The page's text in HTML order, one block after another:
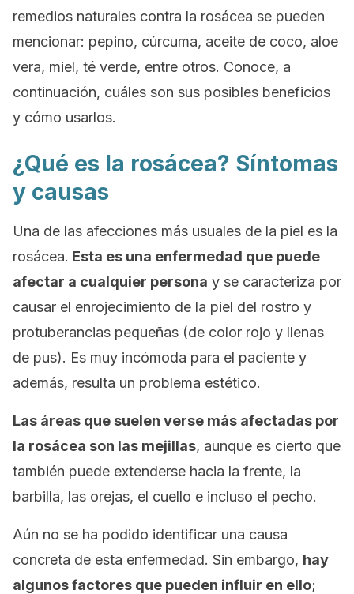
remedios naturales contra la rosácea se pueden
mencionar: pepino, cúrcuma, aceite de coco, aloe
vera, miel, té verde, entre otros. Conoce, a
continuación, cuáles son sus posibles beneficios
y cómo usarlos.
¿Qué es la rosácea? Síntomas
y causas
Una de las afecciones más usuales de la piel es la
rosácea. Esta es una enfermedad que puede
afectar a cualquier persona y se caracteriza por
causar el enrojecimiento de la piel del rostro y
protuberancias pequeñas (de color rojo y llenas
de pus). Es muy incómoda para el paciente y
además, resulta un problema estético.
Las áreas que suelen verse más afectadas por
la rosácea son las mejillas, aunque es cierto que
también puede extenderse hacia la frente, la
barbilla, las orejas, el cuello e incluso el pecho.
Aún no se ha podido identificar una causa
concreta de esta enfermedad. Sin embargo, hay
algunos factores que pueden influir en ello;